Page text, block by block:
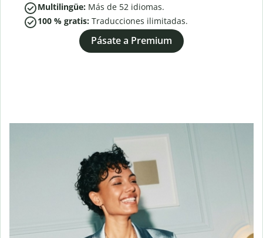
Multilingüe: Más de 52 idiomas.
100 % gratis: Traducciones ilimitadas.
Pásate a Premium